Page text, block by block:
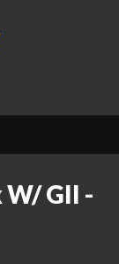
GII -